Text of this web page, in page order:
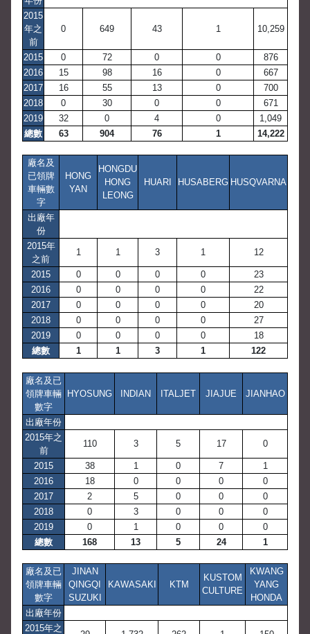
2015
年之
前
0 649 43 1 10,259
2015 0 72 0 0
876
2016
15 98 16 0
667
2017
16 55 13 0
700
2018
0 30 0 0
671
2019
32 0 4 0
1,049
總數
63 904 76 1 14,222
廠名及
已領牌
車輛數
字
HONG
YAN
HONGDU
HONG
LEONG
HUARI HUSABERG HUSQVARNA
出廠年
份
2015年
之前
1 1 3 1 12
2015 0 0 0 0
23
2016
0 0 0 0
22
2017
0 0 0 0
20
2018
0 0 0 0
27
2019
0 0 0 0
18
總數
1 1 3 1 122
廠名及已
領牌車輛
數字
HYOSUNG INDIAN ITALJET JIAJUE JIANHAO
出廠年份
2015年之
前
110 3 5 17 0
2015 38 1 0 7
1
2016
18 0 0 0
0
2017
2 5 0 0
0
2018
0 3 0 0
0
2019
0 1 0 0
0
總數
168 13 5 24 1
廠名及已
領牌車輛
數字
JINAN
QINGQI
SUZUKI
KAWASAKI KTM
KUSTOM
CULTURE
KWANG
YANG
HONDA
出廠年份
2015年之